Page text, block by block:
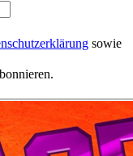
sowie